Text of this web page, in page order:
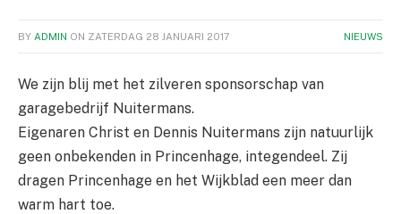
BY ADMIN ON ZATERDAG 28 JANUARI 2017 NIEUWS
We zijn blij met het zilveren sponsorschap van
garagebedrijf Nuitermans.
Eigenaren Christ en Dennis Nuitermans zijn natuurlijk
geen onbekenden in Princenhage, integendeel. Zij
dragen Princenhage en het Wijkblad een meer dan
warm hart toe.